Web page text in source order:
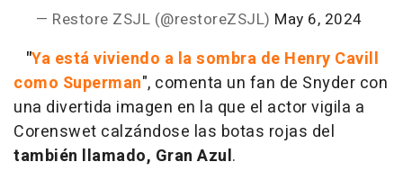
— Restore ZSJL (@restoreZSJL) May 6, 2024
"Ya está viviendo a la sombra de Henry Cavill
como Superman", comenta un fan de Snyder con
una divertida imagen en la que el actor vigila a
Corenswet calzándose las botas rojas del
también llamado, Gran Azul.